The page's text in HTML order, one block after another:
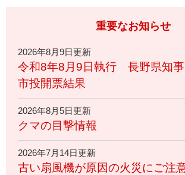
重要なお知らせ
2026年8月9日更新
令和8年8月9日執行 長野県知
市投開票結果
2026年8月5日更新
クマの目撃情報
2026年7月14日更新
古い扇風機が原因の火災にご注